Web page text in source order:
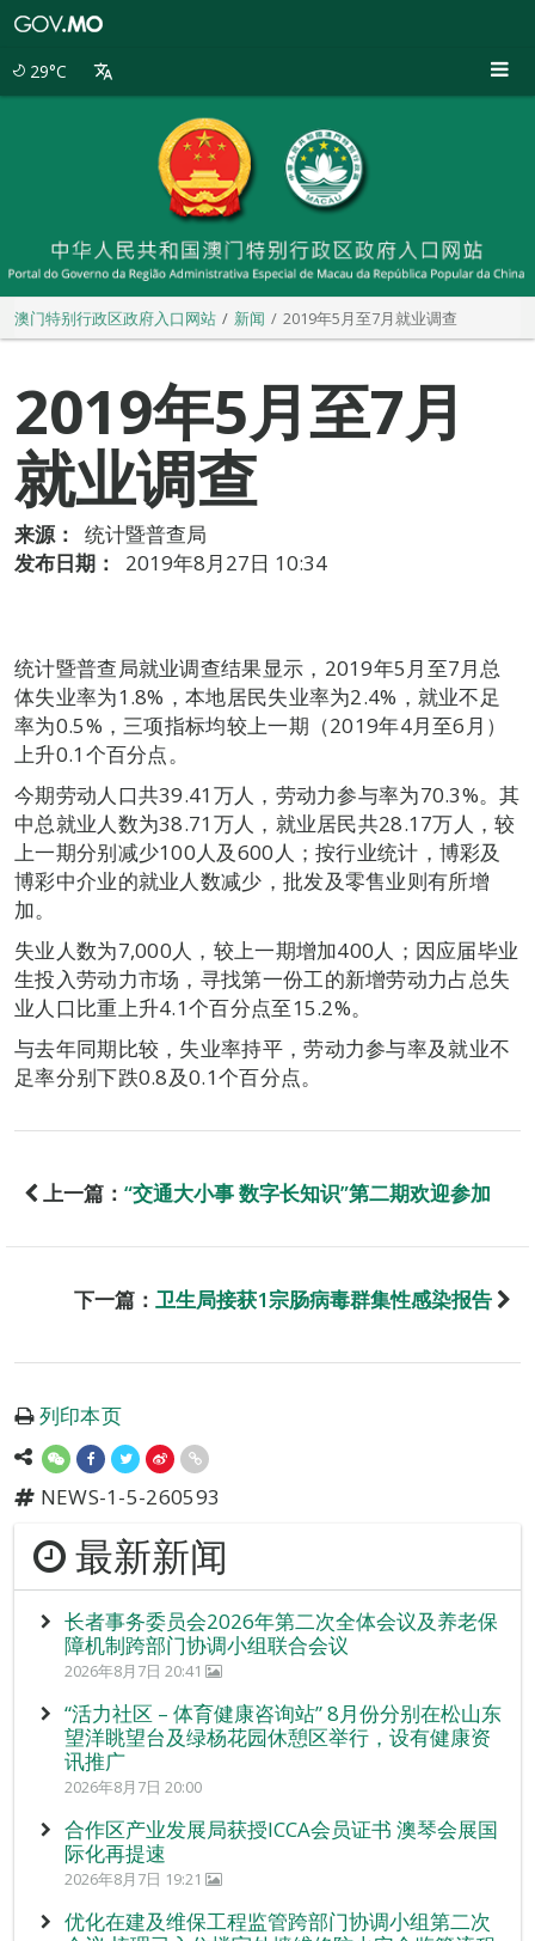
29°C
澳门特别行政区政府入口网站 新闻 2019年5月至7月就业调查
2019年5月至7月
就业调查
来源：
统计暨普查局
发布日期：
2019年8月27日 10:34
统计暨普查局就业调查结果显示，2019年5月至7月总
体失业率为1.8%，本地居民失业率为2.4%，就业不足
率为0.5%，三项指标均较上一期（2019年4月至6月）
上升0.1个百分点。
今期劳动人口共39.41万人，劳动力参与率为70.3%。其
中总就业人数为38.71万人，就业居民共28.17万人，较
上一期分别减少100人及600人；按行业统计，博彩及
博彩中介业的就业人数减少，批发及零售业则有所增
加。
失业人数为7,000人，较上一期增加400人；因应届毕业
生投入劳动力市场，寻找第一份工的新增劳动力占总失
业人口比重上升4.1个百分点至15.2%。
与去年同期比较，失业率持平，劳动力参与率及就业不
足率分别下跌0.8及0.1个百分点。
上一篇： “交通大小事 数字长知识”第二期欢迎参加
下一篇： 卫生局接获1宗肠病毒群集性感染报告
列印本页
NEWS-1-5-260593
最新新闻
长者事务委员会2026年第二次全体会议及养老保
障机制跨部门协调小组联合会议
2026年8月7日 20:41
“活力社区 – 体育健康咨询站” 8月份分别在松山东
望洋眺望台及绿杨花园休憩区举行，设有健康资
讯推广
2026年8月7日 20:00
合作区产业发展局获授ICCA会员证书 澳琴会展国
际化再提速
2026年8月7日 19:21
优化在建及维保工程监管跨部门协调小组第二次